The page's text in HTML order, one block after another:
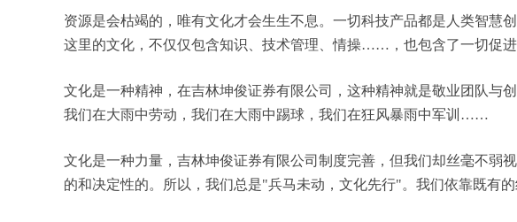
资源是会枯竭的，唯有文化才会生生不息。一切科技产品都是人类智慧
这里的文化，不仅仅包含知识、技术管理、情操……，也包含了一切促进
文化是一种精神，在吉林坤俊证券有限公司，这种精神就是敬业团队
我们在大雨中劳动，我们在大雨中踢球，我们在狂风暴雨中军训……
文化是一种力量，吉林坤俊证券有限公司制度完善，但我们却丝毫不弱
的和决定性的。所以，我们总是"兵马未动，文化先行"。我们依靠既有